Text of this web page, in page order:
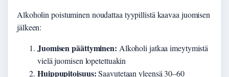
Alkoholin poistuminen noudattaa tyypillistä kaavaa juomisen
jälkeen:
Juomisen päättyminen: Alkoholi jatkaa imeytymistä
vielä juomisen lopetettuakin
Huippupitoisuus:Saavutetaan yleensä 30–60